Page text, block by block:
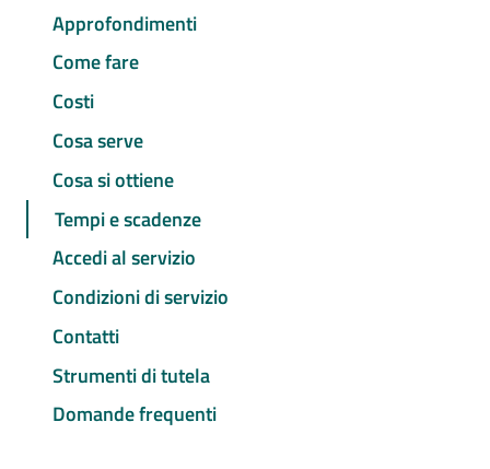
Approfondimenti
Come fare
Costi
Cosa serve
Cosa si ottiene
Tempi e scadenze
Accedi al servizio
Condizioni di servizio
Contatti
Strumenti di tutela
Domande frequenti